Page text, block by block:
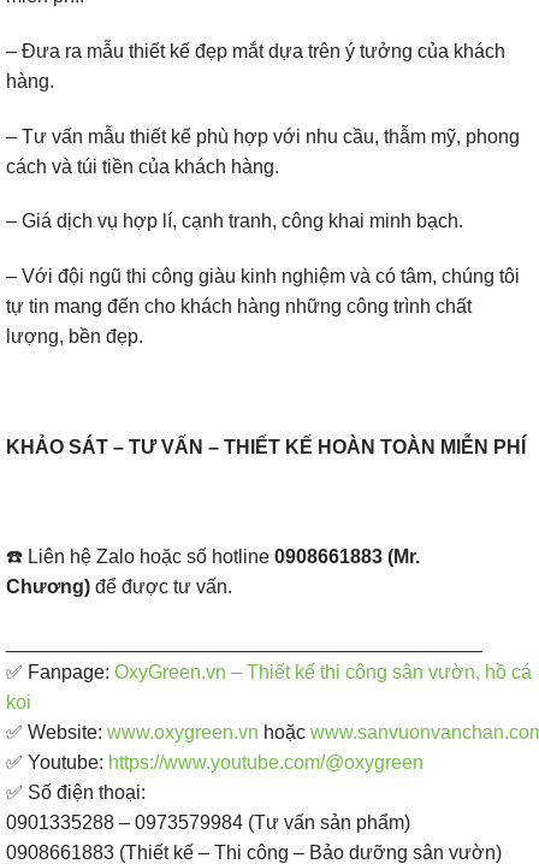
– Đưa ra mẫu thiết kế đẹp mắt dựa trên ý tưởng của khách
hàng.
– Tư vấn mẫu thiết kế phù hợp với nhu cầu, thẫm mỹ, phong
cách và túi tiền của khách hàng.
– Giá dịch vụ hợp lí, cạnh tranh, công khai minh bạch.
– Với đội ngũ thi công giàu kinh nghiệm và có tâm, chúng tôi
tự tin mang đến cho khách hàng những công trình chất
lượng, bền đẹp.
KHẢO SÁT – TƯ VẤN – THIẾT KẾ HOÀN TOÀN MIỄN PHÍ
☎️ Liên hệ Zalo hoặc số hotline 0908661883 (Mr.
Chương) để được tư vấn.
✅ Fanpage: ​ OxyGreen.vn – Thiết kế thi công sân vườn, hồ cá
koi
✅ Website: www.oxygreen.vn hoặc
✅ Youtube: https://www.youtube.com/@oxygreen
✅ Số điện thoại:
0901335288 – 0973579984 (Tư vấn sản phẩm)
0908661883 (Thiết kế – Thi công – Bảo dưỡng sân vườn)